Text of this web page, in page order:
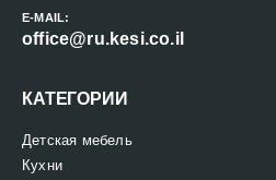
E-MAIL:
office@ru.kesi.co.il
КАТЕГОРИИ
Детская мебель
Кухни